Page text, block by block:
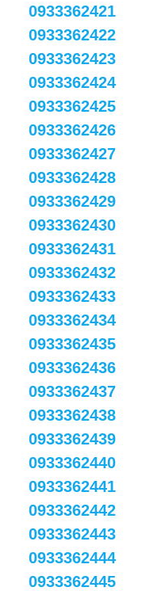
0933362421
0933362422
0933362423
0933362424
0933362425
0933362426
0933362427
0933362428
0933362429
0933362430
0933362431
0933362432
0933362433
0933362434
0933362435
0933362436
0933362437
0933362438
0933362439
0933362440
0933362441
0933362442
0933362443
0933362444
0933362445